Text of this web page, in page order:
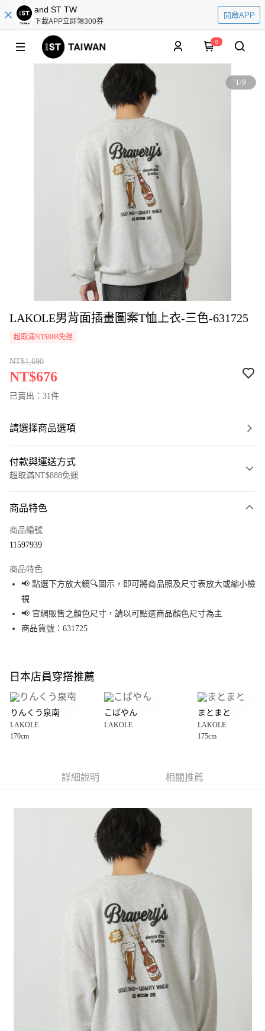
and ST TW
下載APP立即領300券
開啟APP
0
1/9
LAKOLE男背面插畫圖案T恤上衣-三色-631725
超取滿NT$888免運
NT$1,690
NT$676
已賣出：31件
請選擇商品選項
付款與運送方式
超取滿NT$888免運
信用卡一次付款
Apple Pay
街口支付
悠遊付
全盈+PAY
大哥付你分期
【大哥付你分期使用說明】
1.本服務由台灣大哥大提供，台灣大哥大用戶可立即使用無須另外申請。
2.付款方式選擇「大哥付你分期」，訂單成立後會自動跳轉到大哥付的交易
3.實際核准額度、可分期數及費用金額請依後續交易確認頁面所載為準。
4.訂單成立30分鐘內，如未前往確認交易或遇審核未通過，訂單將自動取
1.分期款項不併入電信帳單，「大哥付你分期」於每月結算日後寄送繳費提
2.透過簡訊連結打開帳單後，可選擇「超商條碼／台灣大直營門市／銀行轉
帳／街口支付／iPASS MONEY」等通路繳費。
1.本服務係由「台灣大哥大股份有限公司」（以下簡稱本公司）所提供，讓
用戶於交易時，得透過本服務購買商品或服務，並由商店將買賣／分期付款
買賣價金債權讓與本公司後，依約使用本公司帳單繳交帳款。
2.基於同意付款使用「大哥付你分期」之契約關係目的，商店將以您的個人
資料（包含姓名、電話或地址）提供予台灣大哥大進項蒐集、處理及利用，
由本公司與您本人進行分期帳單所需資料之確認、核對及更正。
3.完整用戶服務條款，請詳閱以下連結： https://oppay.tw/userRule
AFTEE先享後付
３．安心：先確認商品／服務後，再付款。
【「AFTEE先享後付」結帳流程】
１．於結帳方式選擇「AFTEE先享後付」後，將跳轉至「AFTEE先享後付」
結帳頁面，進行簡訊認證並確認金額後，即可完成結帳。
２．訂單成立數日內，您將收到繳費通知簡訊。
３．收到繳費通知簡訊後14天內，點擊此簡訊中的連結，可透過四大超商／
ATM／網路銀行／等多元方式進行付款，方視為交易完成。
※ 請注意：結帳手續完成當下不需立刻繳費，但若您需要取消訂單，請聯絡
購買商品的店家。未經商家同意取消之訂單仍視為有效，需透過AFTEE先享
※ 交易是否成功請以「AFTEE先享後付 」之結帳頁面顯示為準，若有關於
是否繳費成功／繳費後需取消欲退款等相關疑問，請聯繫「AFTEE先享後付
https://netprotections.freshdesk.com/support/home
１．透過由恩沛科技股份有限公司提供之「AFTEE先享後付」服務完成之交
易，需依本服務之必要範圍內提供個人資料，並將交易相關給付款項請求債
權轉讓予恩沛科技股份有限公司。
２．關於個人資料處理事宜，請瀏覽以下網址：
https://aftee.tw/terms/#terms3
３．未成年的使用者請事先徵得法定代理人或監護人之同意方可使用
每筆NT$80，滿NT$888(含以上)免運費
每筆NT$80，滿NT$888(含以上)免運費
每筆NT$80，滿NT$1,500(含以上)免運費
每筆NT$80，滿NT$1,500(含以上)免運費
每筆NT$80，滿NT$1,500(含以上)免運費
商品特色
商品編號
11597939
商品特色
📢 點選下方放大鏡🔍圖示，即可將商品照及尺寸表放大或縮小檢
視
📢 官網販售之顏色尺寸，請以可點選商品顏色尺寸為主
商品貨號：631725
日本店員穿搭推薦
りんくう泉南
LAKOLE
170cm
こばやん
LAKOLE
まとまと
LAKOLE
175cm
詳細說明 相關推薦